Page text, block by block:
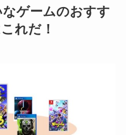
ゲームのおすす
れだ！